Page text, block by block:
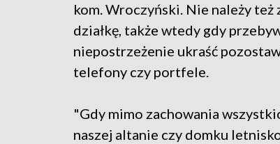
kom. Wroczyński. Nie należy też
działkę, także wtedy gdy
niepostrzeżenie ukraść
telefony czy portfele.
"Gdy mimo zachowania
naszej altanie czy domku